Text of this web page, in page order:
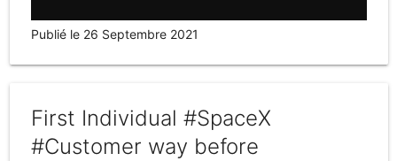
Publié le 26 Septembre 2021
First Individual #SpaceX
#Customer way before